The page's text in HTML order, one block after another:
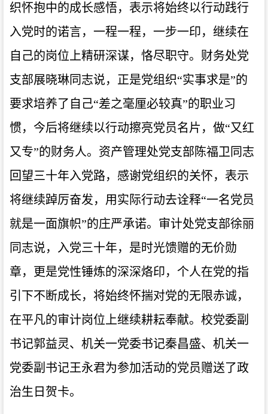
织怀抱中的成长感悟， 表示将始终以行动践行
入党时的诺言，一程一程，一步一印，继续在
自己的岗位上精研深谋，恪尽职守。财务处党
支部展晓琳同志说，正是党组织“实事求是”的
要求培养了自己“差之毫厘必较真”的职业习
惯，今后将继续以行动擦亮党员名片，做“又红
又专”的财务人。资产管理处党支部陈福卫同志
回望三十年入党路，感谢党组织的关怀，表示
将继续踔厉奋发，用实际行动去诠释“一名党员
就是一面旗帜”的庄严承诺。审计处党支部徐丽
同志说，入党三十年，是时光馈赠的无价勋
章，更是党性锤炼的深深烙印，个人在党的指
引下不断成长，将始终怀揣对党的无限赤诚，
在平凡的审计岗位上继续耕耘奉献。校党委副
书记郭益灵、机关一党委书记秦昌盛、机关一
党委副书记王永君为参加活动的党员赠送了政
治生日贺卡。